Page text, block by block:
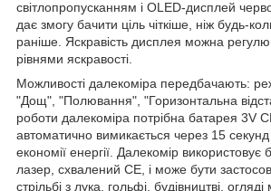
світлопропусканням і OLED-дисплей
дає змогу бачити ціль чіткіше, ніж будь-
раніше. Яскравість дисплея можна
рівнями яскравості.
Можливості далекоміра передбачають:
"Дощ", "Полювання", "Горизонтальна
роботи далекоміра потрібна батарея 3V
автоматично вимикається через 15 секунд
економії енергії. Далекомір
лазер, схвалений CE, і може бути
стрільбі з лука, гольфі, будівництві, огляді